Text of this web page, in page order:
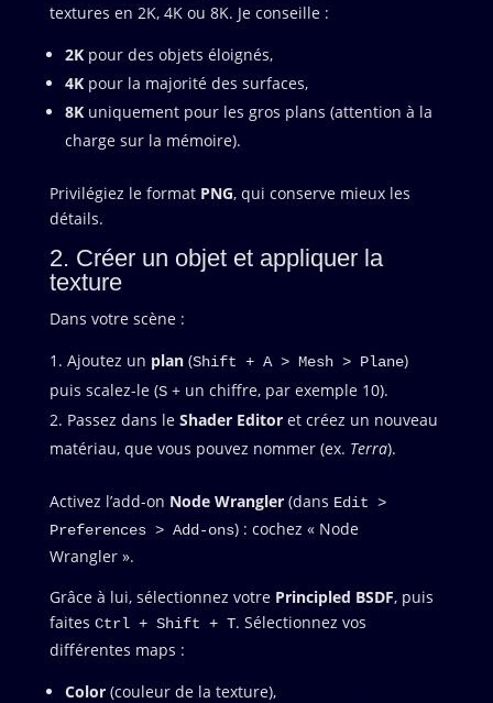
textures en 2K, 4K ou 8K. Je conseille :
2Kpour des objets éloignés,
4Kpour la majorité des surfaces,
8Kuniquement pour les gros plans (attention à la
charge sur la mémoire).
Privilégiez le format PNG, qui conserve mieux les
détails.
2. Créer un objet et appliquer la
texture
Dans votre scène :
Ajoutez un plan(Shift + A > Mesh > Plane)
puis scalez-le (S+ un chiffre, par exemple 10).
Passez dans le Shader Editoret créez un nouveau
matériau, que vous pouvez nommer (ex. Terra).
Activez l’add-on Node Wrangler(dans Edit >
Preferences > Add-ons) : cochez « Node
Wrangler ».
Grâce à lui, sélectionnez votre Principled BSDF, puis
faites Ctrl + Shift + T. Sélectionnez vos
différentes maps :
Color(couleur de la texture),